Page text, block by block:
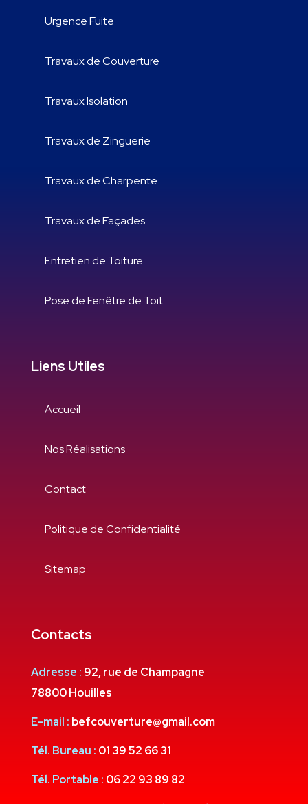
Urgence Fuite
Travaux de Couverture
Travaux Isolation
Travaux de Zinguerie
Travaux de Charpente
Travaux de Façades
Entretien de Toiture
Pose de Fenêtre de Toit
Liens Utiles
Accueil
Nos Réalisations
Contact
Politique de Confidentialité
Sitemap
Contacts
Adresse : 92, rue de Champagne
78800 Houilles
E-mail : befcouverture@gmail.com
Tél. Bureau : 01 39 52 66 31
Tél. Portable : 06 22 93 89 82